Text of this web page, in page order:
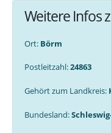
Weitere Infos
Ort: Börm
Postleitzahl:24863
Gehört zum Landkreis:
Bundesland: